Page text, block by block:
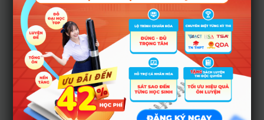
nhóm này sẽ được
cộng tối đa 5 điểm
nếu đạt đủ hai điều
kiện: học tại trường
ít nhất 2 năm và có
học lực trung bình 3
năm đạt loại Tốt trở
lên. Tuy nhiên, phụ